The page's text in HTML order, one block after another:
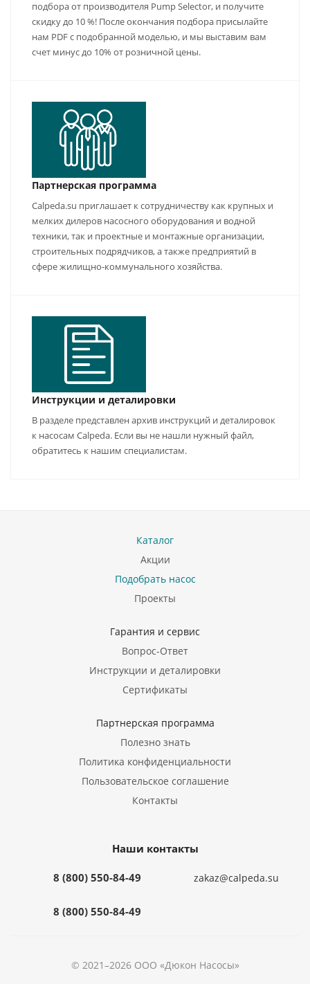
подбора от производителя Pump Selector, и получите
скидку до 10 %! После окончания подбора присылайте
нам PDF с подобранной моделью, и мы выставим вам
счет минус до 10% от розничной цены.
Партнерская программа
Calpeda.su приглашает к сотрудничеству как крупных и
мелких дилеров насосного оборудования и водной
техники, так и проектные и монтажные организации,
строительных подрядчиков, а также предприятий в
сфере жилищно-коммунального хозяйства.
Инструкции и деталировки
В разделе представлен архив инструкций и деталировок
к насосам Calpeda. Если вы не нашли нужный файл,
обратитесь к нашим специалистам.
Каталог
Акции
Подобрать насос
Проекты
Гарантия и сервис
Вопрос-Ответ
Инструкции и деталировки
Сертификаты
Партнерская программа
Полезно знать
Политика конфиденциальности
Пользовательское соглашение
Контакты
Наши контакты
8 (800) 550-84-49
8 (800) 550-84-49
zakaz@calpeda.su
© 2021–2026 ООО «Дюкон Насосы»